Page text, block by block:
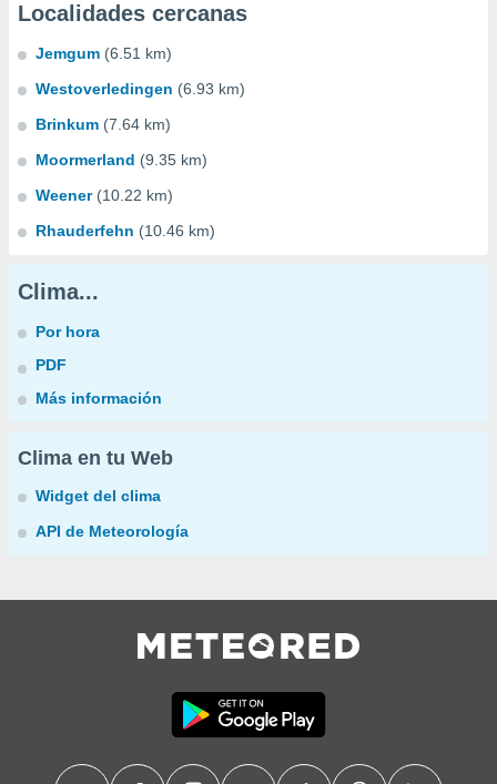
Localidades cercanas
Jemgum (6.51 km)
Westoverledingen (6.93 km)
Brinkum (7.64 km)
Moormerland (9.35 km)
Weener (10.22 km)
Rhauderfehn (10.46 km)
Clima...
Por hora
PDF
Más información
Clima en tu Web
Widget del clima
API de Meteorología